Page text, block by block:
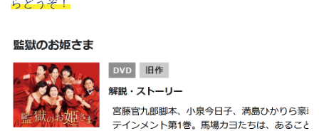
らどうぞ！